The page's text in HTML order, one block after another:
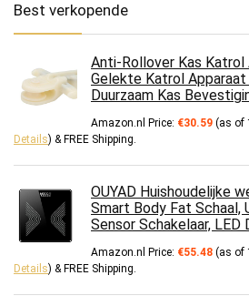
Best verkopende
Anti-Rollover Kas Katrol
Gelekte Katrol
Duurzaam Kas
Amazon.nl Price: €30.59 (as of
Details) & FREE Shipping.
OUYAD Huishoudelijke
Smart Body Fat Schaal,
Sensor Schakelaar, LED
Amazon.nl Price: €55.48 (as of
Details) & FREE Shipping.